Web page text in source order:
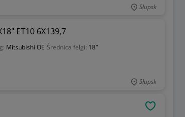
Słupsk
ET10 6X139,7
Mitsubishi OE Średnica felgi: 18"
Słupsk